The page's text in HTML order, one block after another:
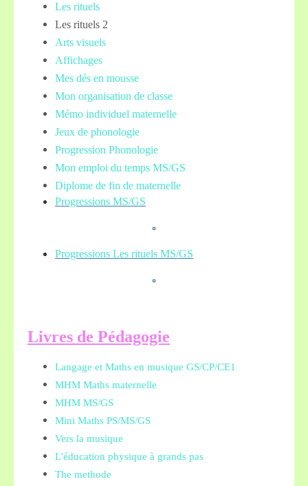
Les rituels
Les rituels 2
Arts visuels
Affichages
Mes dés en mousse
Mon organisation de classe
Mémo individuel maternelle
Jeux de phonologie
Progression Phonologie
Mon emploi du temps MS/GS
Diplome de fin de maternelle
Progressions MS/GS
Progressions Les rituels MS/GS
Livres de Pédagogie
Langage et Maths en musique GS/CP/CE1
MHM Maths maternelle
MHM MS/GS
Mini Maths PS/MS/GS
Vers la musique
L'éducation physique à grands pas
The methode